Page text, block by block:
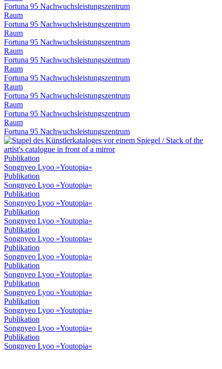
Fortuna 95 Nachwuchsleistungszentrum
Raum
Fortuna 95 Nachwuchsleistungszentrum
Raum
Fortuna 95 Nachwuchsleistungszentrum
Raum
Fortuna 95 Nachwuchsleistungszentrum
Raum
Fortuna 95 Nachwuchsleistungszentrum
Raum
Fortuna 95 Nachwuchsleistungszentrum
Raum
Fortuna 95 Nachwuchsleistungszentrum
Raum
Fortuna 95 Nachwuchsleistungszentrum
Publikation
Songnyeo Lyoo »Youtopia«
Publikation
Songnyeo Lyoo »Youtopia«
Publikation
Songnyeo Lyoo »Youtopia«
Publikation
Songnyeo Lyoo »Youtopia«
Publikation
Songnyeo Lyoo »Youtopia«
Publikation
Songnyeo Lyoo »Youtopia«
Publikation
Songnyeo Lyoo »Youtopia«
Publikation
Songnyeo Lyoo »Youtopia«
Publikation
Songnyeo Lyoo »Youtopia«
Publikation
Songnyeo Lyoo »Youtopia«
Publikation
Songnyeo Lyoo »Youtopia«